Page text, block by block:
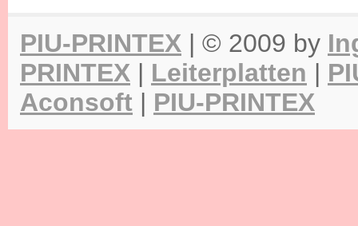
PIU-PRINTEX | © 2009 by
PRINTEX | Leiterplatten |
Aconsoft | PIU-PRINTEX